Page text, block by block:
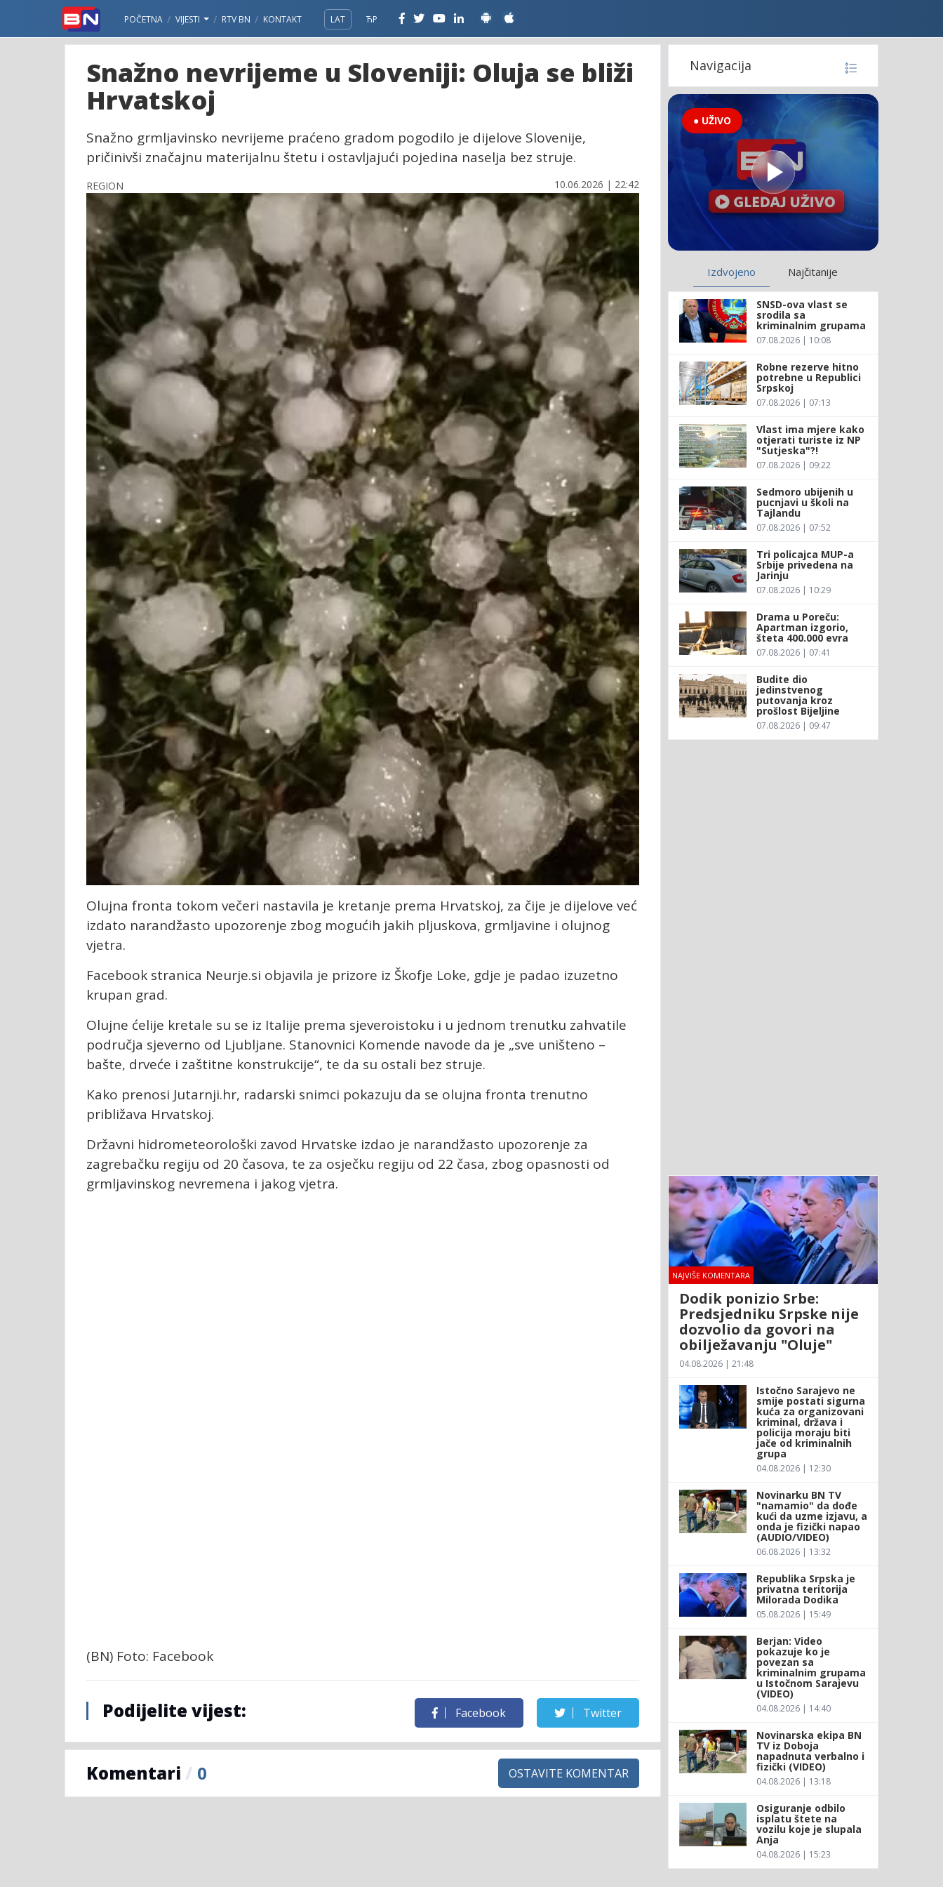
POČETNA VIJESTI RTV BN KONTAKT LAT ЋР
Snažno nevrijeme u Sloveniji: Oluja se bliži
Hrvatskoj
Snažno grmljavinsko nevrijeme praćeno gradom pogodilo je dijelove Slovenije,
pričinivši značajnu materijalnu štetu i ostavljajući pojedina naselja bez struje.
REGION 10.06.2026 | 22:42
Olujna fronta tokom večeri nastavila je kretanje prema Hrvatskoj, za čije je dijelove već
izdato narandžasto upozorenje zbog mogućih jakih pljuskova, grmljavine i olujnog
vjetra.
Facebook stranica Neurje.si objavila je prizore iz Škofje Loke, gdje je padao izuzetno
krupan grad.
Olujne ćelije kretale su se iz Italije prema sjeveroistoku i u jednom trenutku zahvatile
područja sjeverno od Ljubljane. Stanovnici Komende navode da je „sve uništeno –
bašte, drveće i zaštitne konstrukcije“, te da su ostali bez struje.
Kako prenosi Jutarnji.hr, radarski snimci pokazuju da se olujna fronta trenutno
približava Hrvatskoj.
Državni hidrometeorološki zavod Hrvatske izdao je narandžasto upozorenje za
zagrebačku regiju od 20 časova, te za osječku regiju od 22 časa, zbog opasnosti od
grmljavinskog nevremena i jakog vjetra.
(BN) Foto: Facebook
Podijelite vijest: Facebook Twitter
Komentari / 0 OSTAVITE KOMENTAR
Navigacija
● UŽIVO
Izdvojeno Najčitanije
SNSD-ova vlast se
srodila sa
kriminalnim grupama
07.08.2026 | 10:08
Robne rezerve hitno
potrebne u Republici
Srpskoj
07.08.2026 | 07:13
Vlast ima mjere kako
otjerati turiste iz NP
"Sutjeska"?!
07.08.2026 | 09:22
Sedmoro ubijenih u
pucnjavi u školi na
Tajlandu
07.08.2026 | 07:52
Tri policajca MUP-a
Srbije privedena na
Jarinju
07.08.2026 | 10:29
Drama u Poreču:
Apartman izgorio,
šteta 400.000 evra
07.08.2026 | 07:41
Budite dio
jedinstvenog
putovanja kroz
prošlost Bijeljine
07.08.2026 | 09:47
NAJVIŠE KOMENTARA
Dodik ponizio Srbe:
Predsjedniku Srpske nije
dozvolio da govori na
obilježavanju "Oluje"
04.08.2026 | 21:48
Istočno Sarajevo ne
smije postati sigurna
kuća za organizovani
kriminal, država i
policija moraju biti
jače od kriminalnih
grupa
04.08.2026 | 12:30
Novinarku BN TV
"namamio" da dođe
kući da uzme izjavu, a
onda je fizički napao
(AUDIO/VIDEO)
06.08.2026 | 13:32
Republika Srpska je
privatna teritorija
Milorada Dodika
05.08.2026 | 15:49
Berjan: Video
pokazuje ko je
povezan sa
kriminalnim grupama
u Istočnom Sarajevu
(VIDEO)
04.08.2026 | 14:40
Novinarska ekipa BN
TV iz Doboja
napadnuta verbalno i
fizički (VIDEO)
04.08.2026 | 13:18
Osiguranje odbilo
isplatu štete na
vozilu koje je slupala
Anja
04.08.2026 | 15:23